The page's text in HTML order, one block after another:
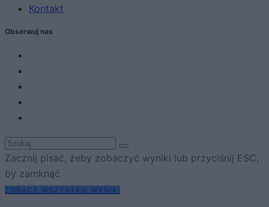
Kontakt
Obserwuj nas
Zacznij pisać, żeby zobaczyć wyniki lub przyciśnij ESC,
by zamknąć
ZOBACZ WSZYSTKIE WYNIKI